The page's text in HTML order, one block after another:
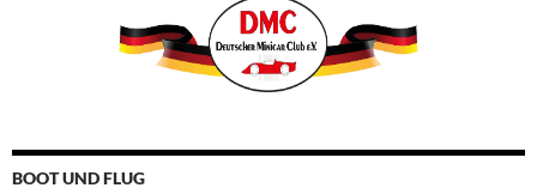
BOOT UND FLUG